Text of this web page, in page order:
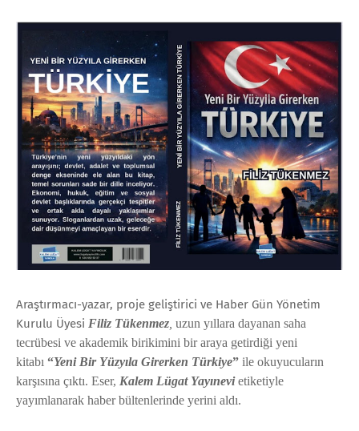
Araştırmacı-yazar, proje geliştirici ve Haber Gün Yönetim
Kurulu Üyesi Filiz Tükenmez uzun yıllara dayanan saha
tecrübesi ve akademik birikimini bir araya getirdiği yeni
kitabı “Yeni Bir Yüzyıla Girerken Türkiye” ile okuyucuların
karşısına çıktı. Eser, Kalem Lügat Yayınevi etiketiyle
yayımlanarak haber bültenlerinde yerini aldı.